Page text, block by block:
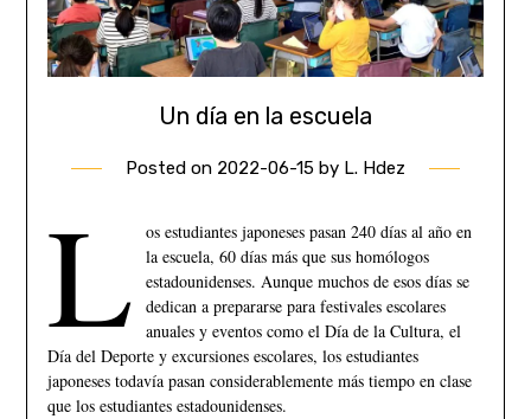
Un día en la escuela
Posted on 2022-06-15 by L. Hdez
L
os estudiantes japoneses pasan 240 días al año en
la escuela, 60 días más que sus homólogos
estadounidenses. Aunque muchos de esos días se
dedican a prepararse para festivales escolares
anuales y eventos como el Día de la Cultura, el
Día del Deporte y excursiones escolares, los estudiantes
japoneses todavía pasan considerablemente más tiempo en clase
que los estudiantes estadounidenses.